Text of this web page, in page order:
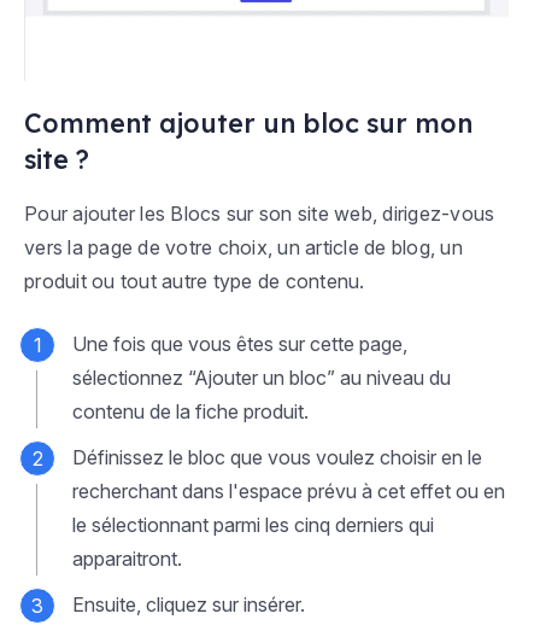
Comment ajouter un bloc sur mon
site ?
Pour ajouter les Blocs sur son site web, dirigez-vous
vers la page de votre choix, un article de blog, un
produit ou tout autre type de contenu.
Une fois que vous êtes sur cette page,
sélectionnez “Ajouter un bloc” au niveau du
contenu de la fiche produit.
Définissez le bloc que vous voulez choisir en le
recherchant dans l'espace prévu à cet effet ou en
le sélectionnant parmi les cinq derniers qui
apparaitront.
Ensuite, cliquez sur insérer.